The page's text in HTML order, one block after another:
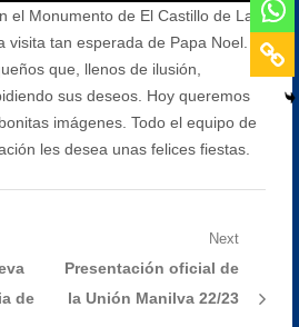
el Monumento de El Castillo de La
visita tan esperada de Papa Noel.
que, llenos de ilusión,
sus deseos. Hoy queremos
imágenes. Todo el equipo de
les desea unas felices fiestas.
de
Next
Next
post:
Presentación oficial de
la Unión Manilva 22/23